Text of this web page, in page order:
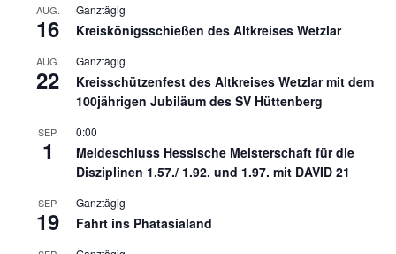
AUG.
16
Ganztägig
Kreiskönigsschießen des Altkreises Wetzlar
AUG.
22
Ganztägig
Kreisschützenfest des Altkreises Wetzlar mit dem
100jährigen Jubiläum des SV Hüttenberg
SEP.
1
0:00
Meldeschluss Hessische Meisterschaft für die
Disziplinen 1.57./ 1.92. und 1.97. mit DAVID 21
SEP.
19
Ganztägig
Fahrt ins Phatasialand